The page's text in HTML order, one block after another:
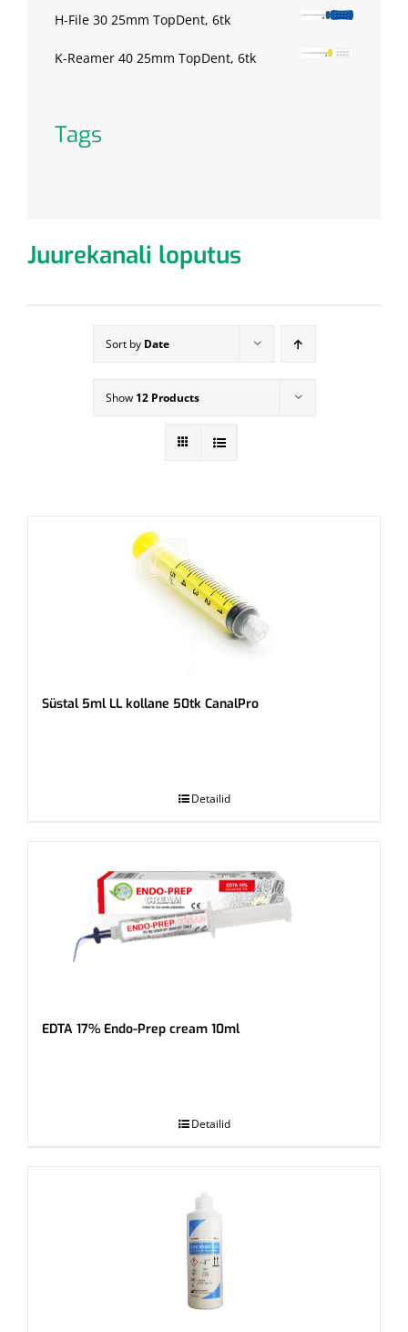
H-File 30 25mm TopDent, 6tk
K-Reamer 40 25mm TopDent, 6tk
Tags
Juurekanali loputus
Sort by Date
Show 12 Products
Süstal 5ml LL kollane 50tk CanalPro
Detailid
EDTA 17% Endo-Prep cream 10ml
Detailid